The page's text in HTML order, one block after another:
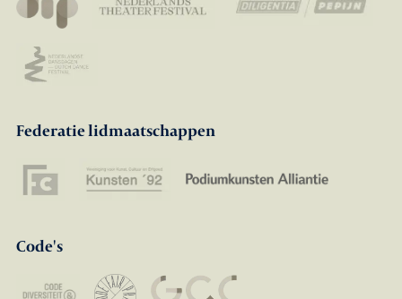
Federatie lidmaatschappen
Code's